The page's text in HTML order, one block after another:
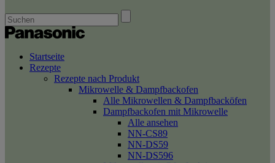
Startseite
Rezepte
Rezepte nach Produkt
Mikrowelle & Dampfbackofen
Alle Mikrowellen & Dampfbacköfen
Dampfbackofen mit Mikrowelle
Alle ansehen
NN-CS89
NN-DS59
NN-DS596